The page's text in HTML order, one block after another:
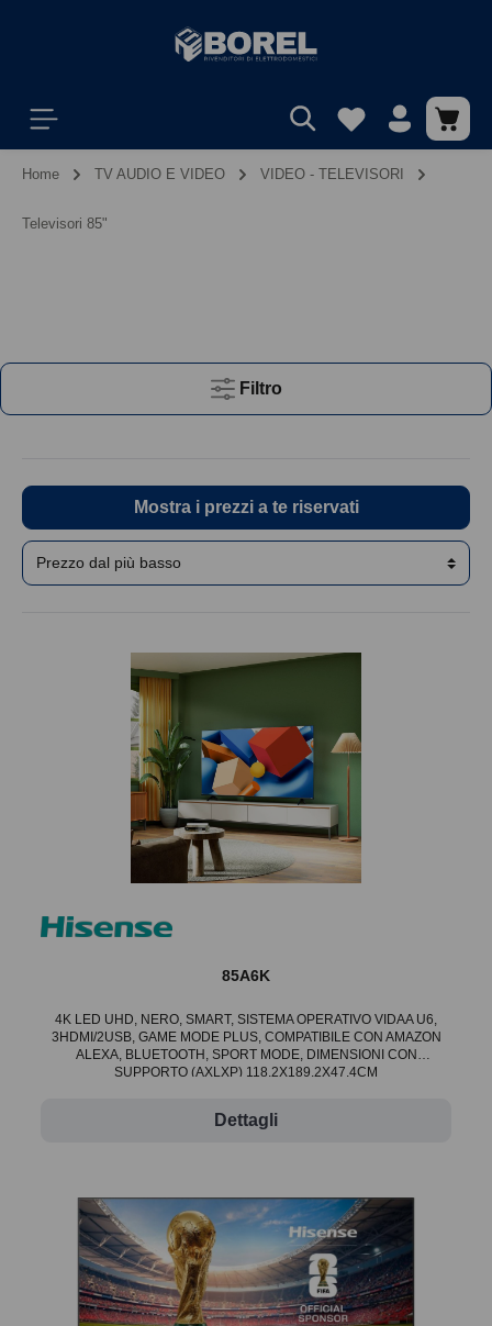
Home TV AUDIO E VIDEO VIDEO - TELEVISORI
Televisori 85"
Filtro
Mostra i prezzi a te riservati
85A6K
4K LED UHD, NERO, SMART, SISTEMA OPERATIVO VIDAA U6,
3HDMI/2USB, GAME MODE PLUS, COMPATIBILE CON AMAZON
ALEXA, BLUETOOTH, SPORT MODE, DIMENSIONI CON
SUPPORTO (AXLXP) 118,2X189,2X47,4CM
Dettagli